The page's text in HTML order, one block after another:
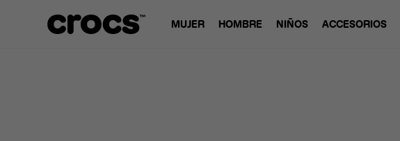
MUJER HOMBRE NIÑOS ACCESORIOS